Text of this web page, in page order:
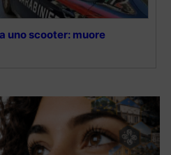
uno scooter: muore